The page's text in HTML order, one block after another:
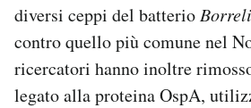
diversi ceppi del batterio
contro quello più comune nel
ricercatori hanno inoltre
legato alla proteina OspA,